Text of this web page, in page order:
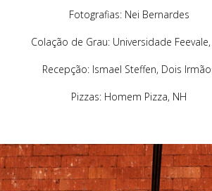
Fotografias: Nei Bernardes
Colação de Grau: Universidade
Recepção: Ismael Steffen, Dois
Pizzas: Homem Pizza, NH